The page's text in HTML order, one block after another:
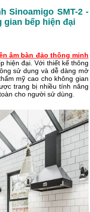
Sinoamigo SMT-2 -
gian bếp hiện đại
âm bàn đảo thông minh
hiện đại. Với thiết kế thông
sử dụng và dễ dàng mở
mỹ cao cho không gian
trang bị nhiều tính năng
cho người sử dùng.